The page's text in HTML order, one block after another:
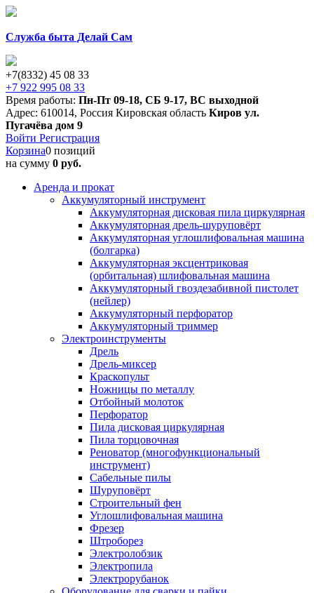
Служба быта Делай Сам
+7(8332) 45 08 33
+7 922 995 08 33
Время работы: Пн-Пт 09-18, СБ 9-17, ВС выходной
Адрес: 610014, Россия Кировская область Киров ул.
Пугачёва дом 9
Войти Регистрация
Корзина0 позиций
на сумму 0 руб.
Аренда и прокат
Аккумуляторный инструмент
Аккумуляторная дисковая пила циркулярная
Аккумуляторная дрель-шуруповёрт
Аккумуляторная углошлифовальная машина
(болгарка)
Аккумуляторная эксцентриковая
(орбитальная) шлифовальная машина
Аккумуляторный гвоздезабивной пистолет
(нейлер)
Аккумуляторный перфоратор
Аккумуляторный триммер
Электроинструменты
Дрель
Дрель-миксер
Краскопульт
Ножницы по металлу
Отбойный молоток
Перфоратор
Пила дисковая циркулярная
Пила торцовочная
Реноватор (многофункциональный
инструмент)
Сабельные пилы
Шуруповёрт
Строительный фен
Углошлифовальная машина
Фрезер
Штроборез
Электролобзик
Электропила
Электрорубанок